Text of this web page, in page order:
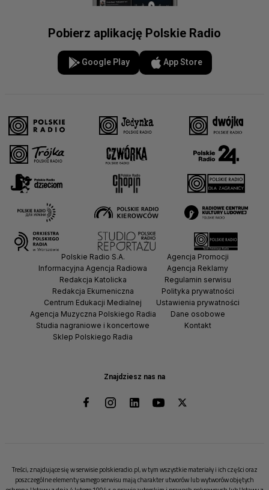
Pobierz aplikację Polskie Radio
Google Play App Store
Znajdziesz nas na
Polskie Radio S.A.
Informacyjna Agencja Radiowa
Redakcja Katolicka
Redakcja Ekumeniczna
Centrum Edukacji Medialnej
Agencja Muzyczna Polskiego Radia
Studia nagraniowe i koncertowe
Sklep Polskiego Radia
Agencja Promocji
Agencja Reklamy
Regulamin serwisu
Polityka prywatności
Ustawienia prywatności
Dane osobowe
Kontakt
Treści, znajdujące się w serwisie polskieradio.pl, w tym wszystkie materiały i ich części oraz
poszczególne elementy samego serwisu mają charakter utworów lub wytworów objętych